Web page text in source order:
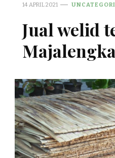
14 APRIL 2021
Jual welid